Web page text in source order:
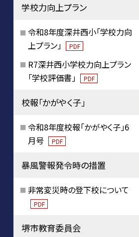
学校力向上プラン
令和8年度深井西小「学校力向
上プラン」
PDF
R7深井西小学校力向上プラン
「学校評価書」
PDF
校報「かがやく子」
令和8年度校報「かがやく子」6
月号
PDF
暴風警報発令時の措置
非常変災時の登下校について
PDF
堺市教育委員会